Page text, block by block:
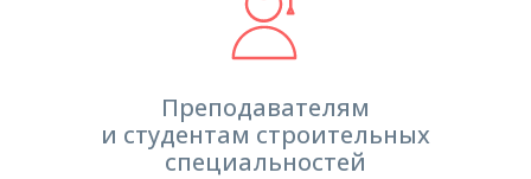
Преподавателям
и студентам строительных
специальностей